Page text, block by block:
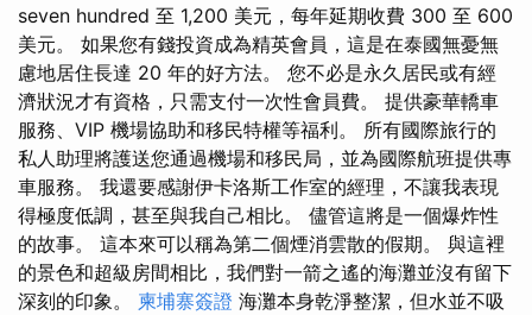
seven hundred 至 1,200 美元，每年延期收費 300 至 600
美元。 如果您有錢投資成為精英會員，這是在泰國無憂無
慮地居住長達 20 年的好方法。 您不必是永久居民或有經
濟狀況才有資格，只需支付一次性會員費。 提供豪華轎車
服務、VIP 機場協助和移民特權等福利。 所有國際旅行的
私人助理將護送您通過機場和移民局，並為國際航班提供專
車服務。 我還要感謝伊卡洛斯工作室的經理，不讓我表現
得極度低調，甚至與我自己相比。 儘管這將是一個爆炸性
的故事。 這本來可以稱為第二個煙消雲散的假期。 與這裡
的景色和超級房間相比，我們對一箭之遙的海灘並沒有留下
深刻的印象。 柬埔寨簽證 海灘本身乾淨整潔，但水並不吸